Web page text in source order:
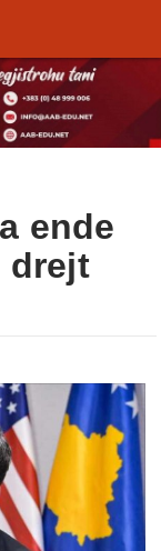
ende
drejt